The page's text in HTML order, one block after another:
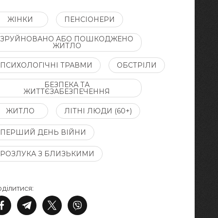
ЖІНКИ ПЕНСІОНЕРИ
ЗРУЙНОВАНО АБО ПОШКОДЖЕНО
ЖИТЛО
ПСИХОЛОГІЧНІ ТРАВМИ ОБСТРІЛИ
БЕЗПЕКА ТА
ЖИТТЄЗАБЕЗПЕЧЕННЯ
ЖИТЛО ЛІТНІ ЛЮДИ (60+)
ПЕРШИЙ ДЕНЬ ВІЙНИ
РОЗЛУКА З БЛИЗЬКИМИ